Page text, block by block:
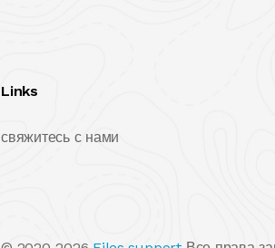
Links
свяжитесь с нами